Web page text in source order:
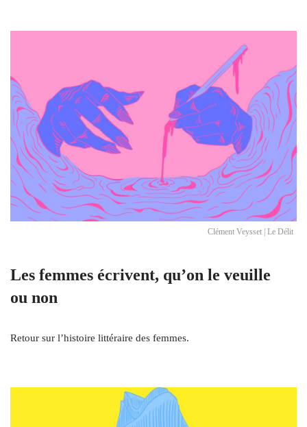
Clément Veysset | Le Délit
Les femmes écrivent, qu’on le veuille
ou non
Retour sur l’histoire littéraire des femmes.